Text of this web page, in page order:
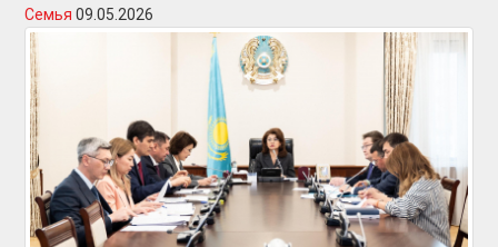
Семья 09.05.2026